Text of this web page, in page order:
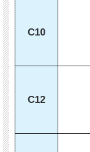
C10
C12